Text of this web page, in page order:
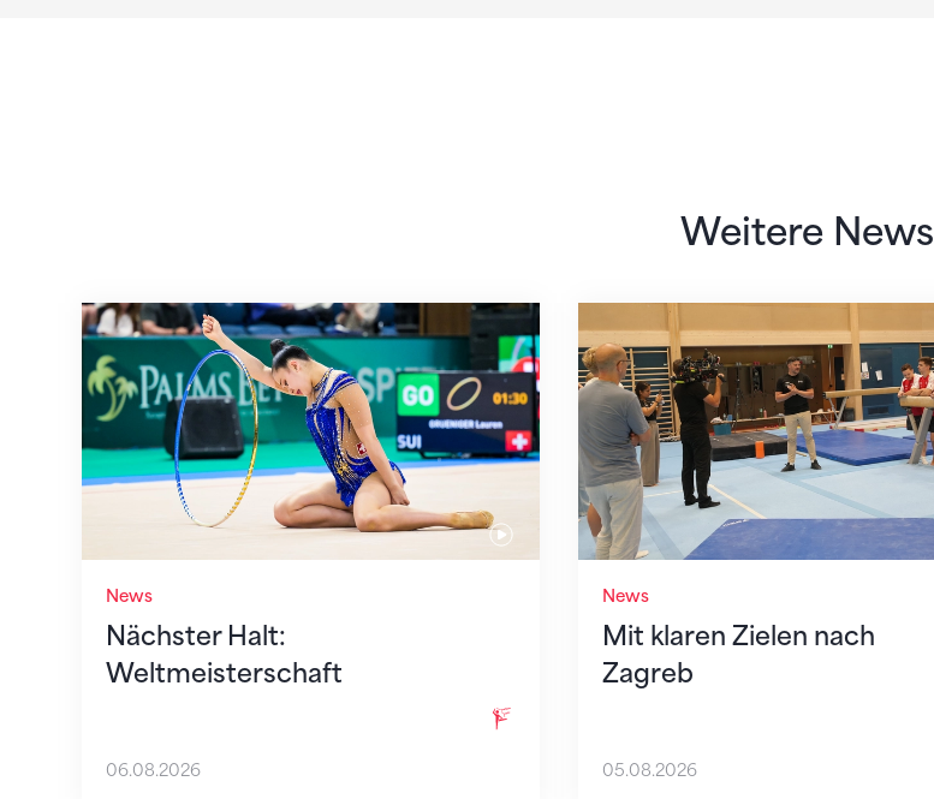
Weitere News
News
Nächster Halt:
Weltmeisterschaft
Nächster Halt: Weltmeisterschaft
06.08.2026
News
Mit klaren Zielen nach
Zagreb
Mit klaren Zielen nach Zagreb
05.08.2026